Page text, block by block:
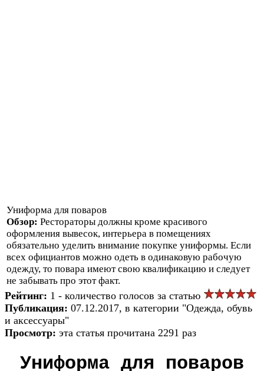
Униформа для поваров
Обзор: Рестораторы должны кроме красивого
оформления вывесок, интерьера в помещениях
обязательно уделить внимание покупке униформы. Если
всех официантов можно одеть в одинаковую рабочую
одежду, то повара имеют свою квалификацию и следует
не забывать про этот факт.
Рейтинг: 1 - количество голосов за статью
Публикация: 07.12.2017, в категории "Одежда, обувь
и аксессуары"
Просмотр: эта статья прочитана 2291 раз
Униформа для поваров